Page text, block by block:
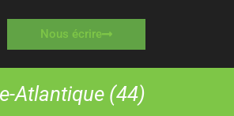
Nous écrire
Atlantique (44)